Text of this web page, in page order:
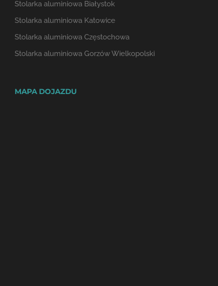
Stolarka aluminiowa Białystok
Stolarka aluminiowa Katowice
Stolarka aluminiowa Częstochowa
Stolarka aluminiowa Gorzów Wielkopolski
MAPA DOJAZDU